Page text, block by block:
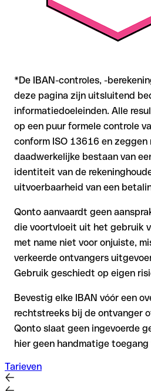
*De IBAN-controles, -
deze pagina zijn uitsluitend
informatiedoeleinden. Alle
op een puur formele controle
conform ISO 13616 en zeggen
daadwerkelijke bestaan van
identiteit van de
uitvoerbaarheid van een
Qonto aanvaardt geen
die voortvloeit uit het gebruik
met name niet voor onjuiste,
verkeerde ontvangers
Gebruik geschiedt op eigen
Bevestig elke IBAN vóór een
rechtstreeks bij de ontvanger
Qonto slaat geen ingevoerde
hier geen handmatige toegang
Tarieven